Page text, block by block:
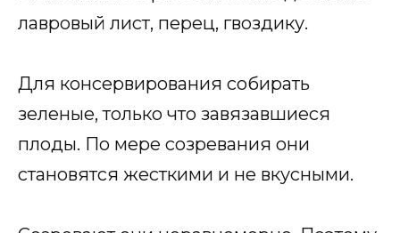
лавровый лист, перец, гвоздику.
Для консервирования собирать
зеленые, только что завязавшиеся
плоды. По мере созревания они
становятся жесткими и не вкусными.